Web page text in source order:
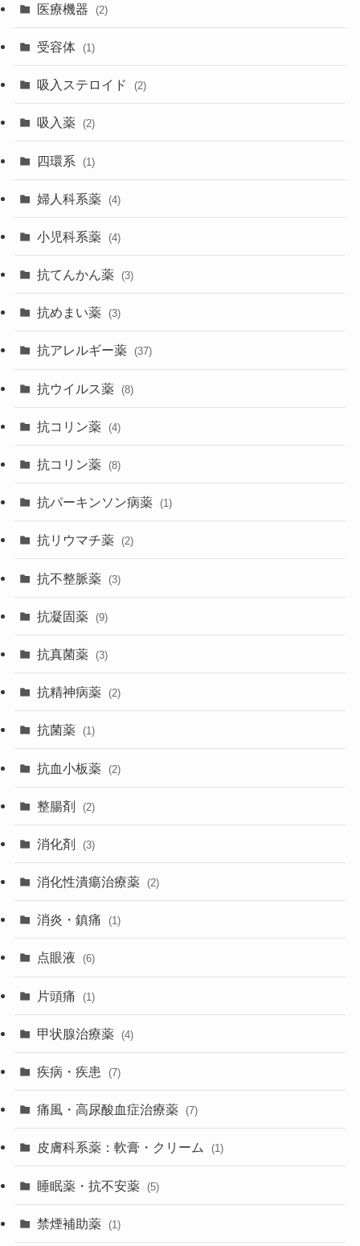
医療機器 (2)
受容体 (1)
吸入ステロイド (2)
吸入薬 (2)
四環系 (1)
婦人科系薬 (4)
小児科系薬 (4)
抗てんかん薬 (3)
抗めまい薬 (3)
抗アレルギー薬 (37)
抗ウイルス薬 (8)
抗コリン薬 (4)
抗コリン薬 (8)
抗パーキンソン病薬 (1)
抗リウマチ薬 (2)
抗不整脈薬 (3)
抗凝固薬 (9)
抗真菌薬 (3)
抗精神病薬 (2)
抗菌薬 (1)
抗血小板薬 (2)
整腸剤 (2)
消化剤 (3)
消化性潰瘍治療薬 (2)
消炎・鎮痛 (1)
点眼液 (6)
片頭痛 (1)
甲状腺治療薬 (4)
疾病・疾患 (7)
痛風・高尿酸血症治療薬 (7)
皮膚科系薬：軟膏・クリーム (1)
睡眠薬・抗不安薬 (5)
禁煙補助薬 (1)